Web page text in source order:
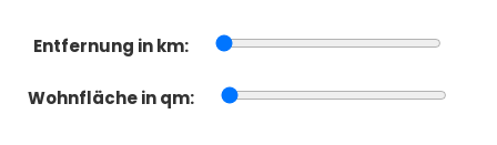
Entfernung in km:
Wohnfläche in qm: